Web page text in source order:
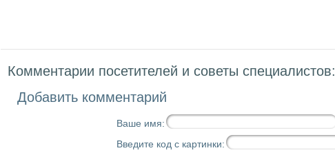
Комментарии посетителей и советы специалистов:
Добавить комментарий
Ваше имя:
Введите код с картинки: